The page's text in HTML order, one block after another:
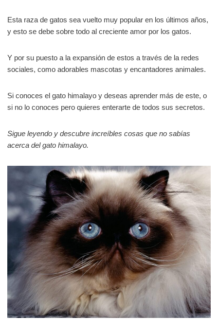
Esta raza de gatos sea vuelto muy popular en los últimos años,
y esto se debe sobre todo al creciente amor por los gatos.
Y por su puesto a la expansión de estos a través de la redes
sociales, como adorables mascotas y encantadores animales.
Si conoces el gato himalayo y deseas aprender más de este, o
si no lo conoces pero quieres enterarte de todos sus secretos.
Sigue leyendo y descubre increíbles cosas que no sabías
acerca del gato himalayo.